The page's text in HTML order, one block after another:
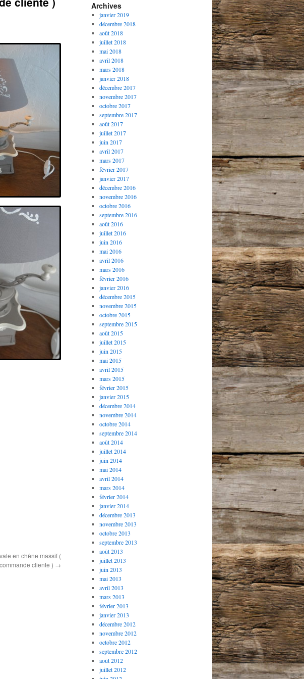
en chêne massif (
commande cliente ) →
Archives
janvier 2019
décembre 2018
août 2018
juillet 2018
mai 2018
avril 2018
mars 2018
janvier 2018
décembre 2017
novembre 2017
octobre 2017
septembre 2017
août 2017
juillet 2017
juin 2017
avril 2017
mars 2017
février 2017
janvier 2017
décembre 2016
novembre 2016
octobre 2016
septembre 2016
août 2016
juillet 2016
juin 2016
mai 2016
avril 2016
mars 2016
février 2016
janvier 2016
décembre 2015
novembre 2015
octobre 2015
septembre 2015
août 2015
juillet 2015
juin 2015
mai 2015
avril 2015
mars 2015
février 2015
janvier 2015
décembre 2014
novembre 2014
octobre 2014
septembre 2014
août 2014
juillet 2014
juin 2014
mai 2014
avril 2014
mars 2014
février 2014
janvier 2014
décembre 2013
novembre 2013
octobre 2013
septembre 2013
août 2013
juillet 2013
juin 2013
mai 2013
avril 2013
mars 2013
février 2013
janvier 2013
décembre 2012
novembre 2012
octobre 2012
septembre 2012
août 2012
juillet 2012